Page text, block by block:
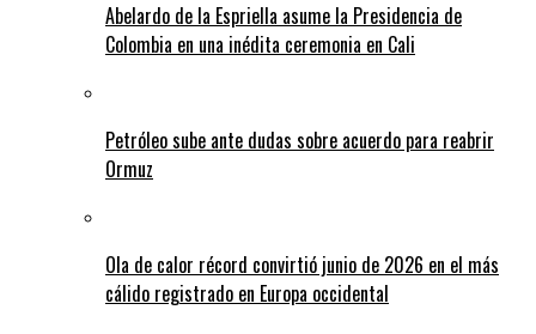
Abelardo de la Espriella asume la Presidencia de
Colombia en una inédita ceremonia en Cali
Petróleo sube ante dudas sobre acuerdo para reabrir
Ormuz
Ola de calor récord convirtió junio de 2026 en el más
cálido registrado en Europa occidental